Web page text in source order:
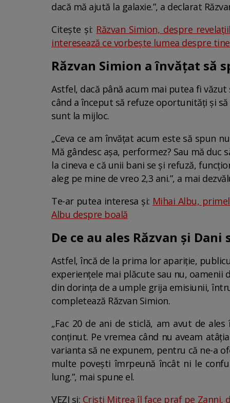
dacă mă ajută la galaxie.”, a declarat
Citește și: Răzvan Simion, despre
interesează ce vorbește lumea despre
Răzvan Simion a învățat să
Astfel, dacă până acum mai putea fi
când a început să refuze oportunități și
sunt la mijloc.
„Ceva ce am învățat acum este să spun
Mă gândesc așa, performez? Sau mă
la cineva e că unii bani se și refuză,
aleg pe mine de vreo 2,3 ani.”, a mai
Te-ar putea interesa și: Mihai Albu,
Albu despre boală
De ce au ales Răzvan și
Astfel, încă de la prima lor apariție,
experiențele mai plăcute sau nu, oamenii
din dorința de a umple grija emisiunii,
completează Răzvan Simion.
„Fac 20 de ani de sticlă, am avut de
conținut. Pe vremea când nu aveam
varianta să ne expunem, pentru că ne-a
multe povești îmrpeună încât ni le
lung.”, mai spune el.
VEZI și: Cristi Mitrea îl face praf pe Zanni,